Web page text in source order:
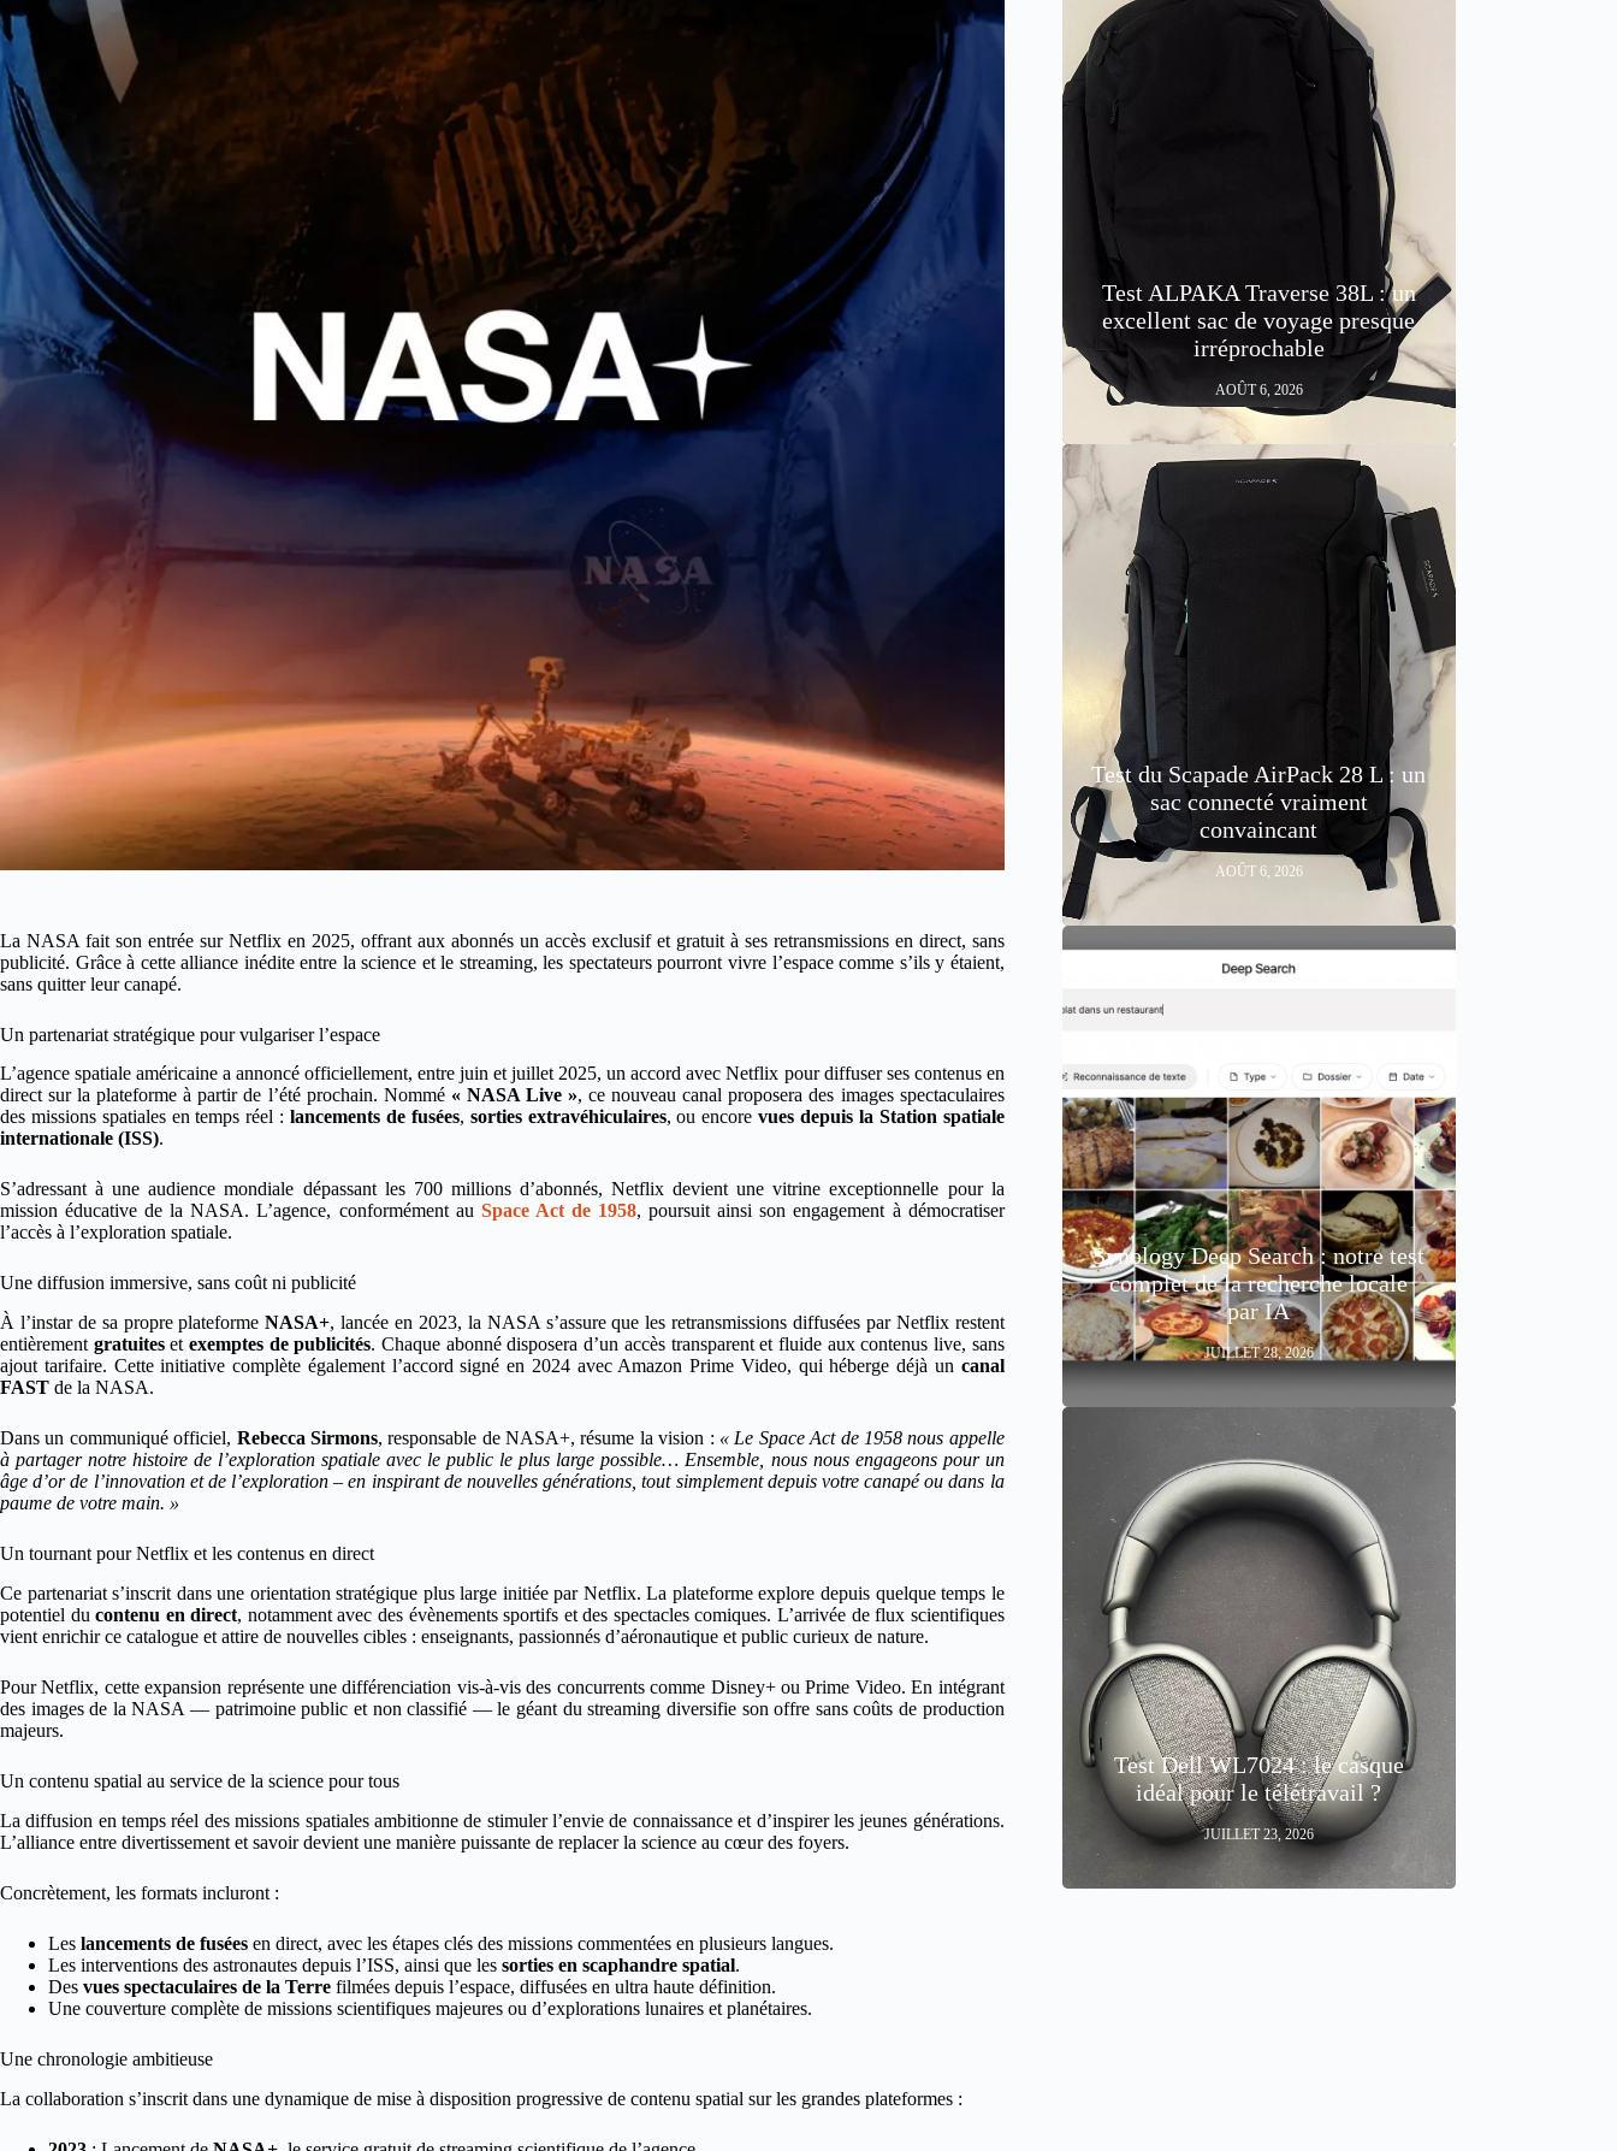
La NASA fait son entrée sur Netflix en 2025, offrant aux abonnés un accès exclusif et gratuit à ses retransmissions en direct, sans
publicité. Grâce à cette alliance inédite entre la science et le streaming, les spectateurs pourront vivre l’espace comme s’ils y étaient,
sans quitter leur canapé.
Un partenariat stratégique pour vulgariser l’espace
L’agence spatiale américaine a annoncé officiellement, entre juin et juillet 2025, un accord avec Netflix pour diffuser ses contenus en
direct sur la plateforme à partir de l’été prochain. Nommé « NASA Live », ce nouveau canal proposera des images spectaculaires
des missions spatiales en temps réel :lancements de fusées, sorties extravéhiculaires, ou encorevues depuis la Station spatiale
internationale (ISS).
S’adressant à une audience mondiale dépassant les 700 millions d’abonnés, Netflix devient une vitrine exceptionnelle pour la
mission éducative de la NASA. L’agence, conformément au Space Act de 1958, poursuit ainsi son engagement à démocratiser
l’accès à l’exploration spatiale.
Une diffusion immersive, sans coût ni publicité
À l’instar de sa propre plateformeNASA+, lancée en 2023, la NASA s’assure que les retransmissions diffusées par Netflix restent
entièrement gratuitesetexemptes de publicités. Chaque abonné disposera d’un accès transparent et fluide aux contenus live, sans
ajout tarifaire. Cette initiative complète également l’accord signé en 2024 avec Amazon Prime Video, qui héberge déjà un canal
FAST de la NASA.
Dans un communiqué officiel, Rebecca Sirmons, responsable de NASA+, résume la vision : « Le Space Act de 1958 nous appelle
à partager notre histoire de l’exploration spatiale avec le public le plus large possible… Ensemble, nous nous engageons pour un
âge d’or de l’innovation et de l’exploration – en inspirant de nouvelles générations, tout simplement depuis votre canapé ou dans la
paume de votre main. »
Un tournant pour Netflix et les contenus en direct
Ce partenariat s’inscrit dans une orientation stratégique plus large initiée par Netflix. La plateforme explore depuis quelque temps le
potentiel ducontenu en direct, notamment avec des évènements sportifs et des spectacles comiques. L’arrivée de flux scientifiques
vient enrichir ce catalogue et attire de nouvelles cibles : enseignants, passionnés d’aéronautique et public curieux de nature.
Pour Netflix, cette expansion représente une différenciation vis-à-vis des concurrents comme Disney+ ou Prime Video. En intégrant
des images de la NASA — patrimoine public et non classifié — le géant du streaming diversifie son offre sans coûts de production
majeurs.
Un contenu spatial au service de la science pour tous
La diffusion en temps réel des missions spatiales ambitionne de stimuler l’envie de connaissance et d’inspirer les jeunes générations.
L’alliance entre divertissement et savoir devient une manière puissante de replacer la science au cœur des foyers.
Concrètement, les formats incluront :
Les lancements de fusées en direct, avec les étapes clés des missions commentées en plusieurs langues.
Les interventions des astronautes depuis l’ISS, ainsi que les sorties en scaphandre spatial.
Des vues spectaculaires de la Terre filmées depuis l’espace, diffusées en ultra haute définition.
Une couverture complète de missions scientifiques majeures ou d’explorations lunaires et planétaires.
Une chronologie ambitieuse
La collaboration s’inscrit dans une dynamique de mise à disposition progressive de contenu spatial sur les grandes plateformes :
Test ALPAKA Traverse 38L : un
excellent sac de voyage presque
irréprochable
AOÛT 6, 2026
Test du Scapade AirPack 28 L : un
sac connecté vraiment
convaincant
AOÛT 6, 2026
Synology Deep Search : notre test
complet de la recherche locale
par IA
JUILLET 28, 2026
Test Dell WL7024 : le casque
idéal pour le télétravail ?
JUILLET 23, 2026